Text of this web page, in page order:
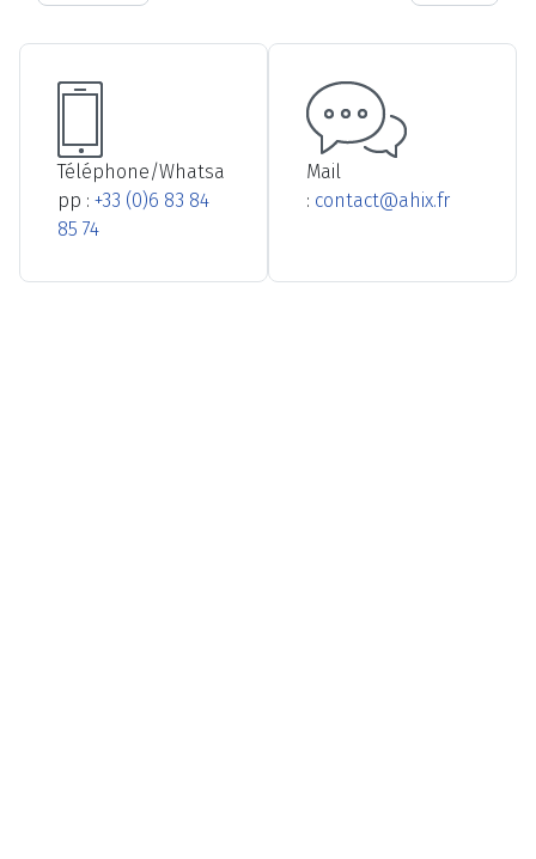
Téléphone/Whatsa
pp : +33 (0)6 83 84
85 74
Mail
: contact@ahix.fr